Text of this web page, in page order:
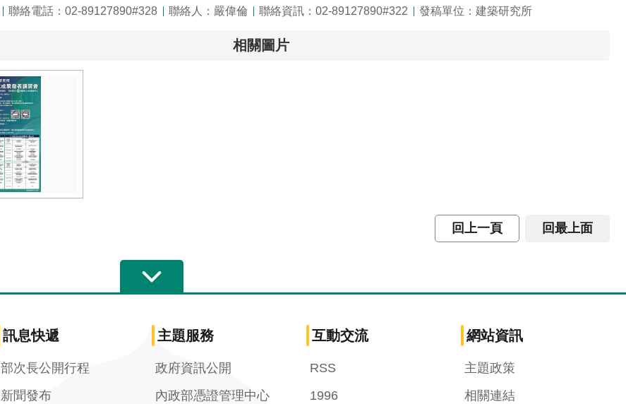
聯絡電話：02-89127890#328 聯絡人：嚴偉倫 聯絡資訊：02-89127890#322 發稿單位：建築研究所
相關圖片
回上一頁 回最上面
訊息快遞
部次長公開行程
新聞發布
主題服務
政府資訊公開
內政部憑證管理中心
互動交流
RSS
1996
網站資訊
主題政策
相關連結